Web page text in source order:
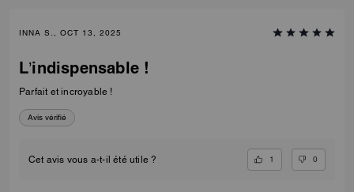
INNA S., OCT 13, 2025
L’indispensable !
Parfait et incroyable !
Avis vérifié
Cet avis vous a-t-il été utile ? 1 0